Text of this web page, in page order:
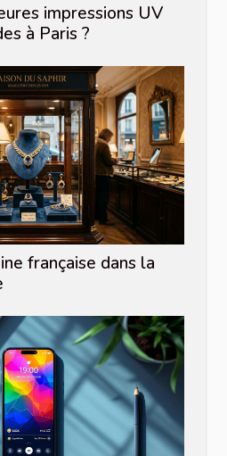
impressions UV
à Paris ?
française dans la